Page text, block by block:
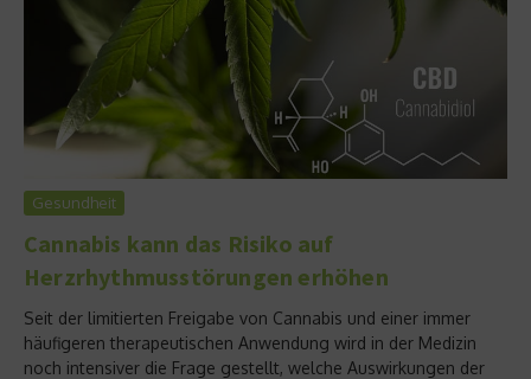
Gesundheit
Cannabis kann das Risiko auf
Herzrhythmusstörungen erhöhen
Seit der limitierten Freigabe von Cannabis und einer immer
häufigeren therapeutischen Anwendung wird in der Medizin
noch intensiver die Frage gestellt, welche Auswirkungen der